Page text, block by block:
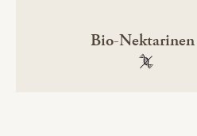
Bio-Nektarinen
100 %